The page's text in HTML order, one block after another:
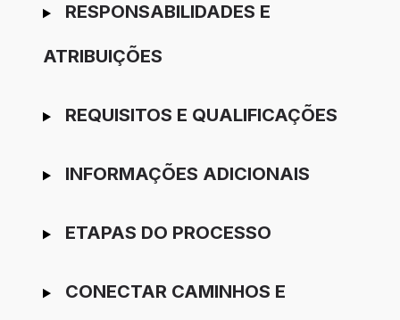
RESPONSABILIDADES E
ATRIBUIÇÕES
REQUISITOS E QUALIFICAÇÕES
INFORMAÇÕES ADICIONAIS
ETAPAS DO PROCESSO
CONECTAR CAMINHOS E